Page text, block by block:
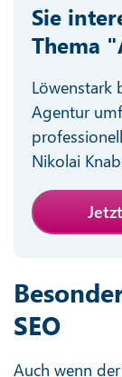
Sie
Thema
Löwenstark
Agentur
Nikolai
SEO
Auch wenn